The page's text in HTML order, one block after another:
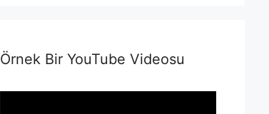
Örnek Bir YouTube Videosu